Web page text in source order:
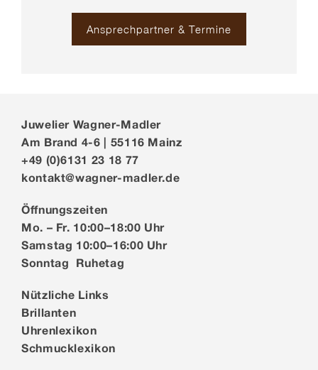
Ansprechpartner & Termine
Juwelier Wagner-Madler
Am Brand 4-6 | 55116 Mainz
+49 (0)6131 23 18 77
kontakt@wagner-madler.de
Öffnungszeiten
Mo. – Fr. 10:00–18:00 Uhr
Samstag 10:00–16:00 Uhr
Sonntag Ruhetag
Nützliche Links
Brillanten
Uhrenlexikon
Schmucklexikon